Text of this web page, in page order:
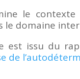
le
le domaine
est issu du
de